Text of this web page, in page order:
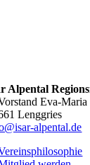
Alpental
Eva-
Lenggries
alpental.de